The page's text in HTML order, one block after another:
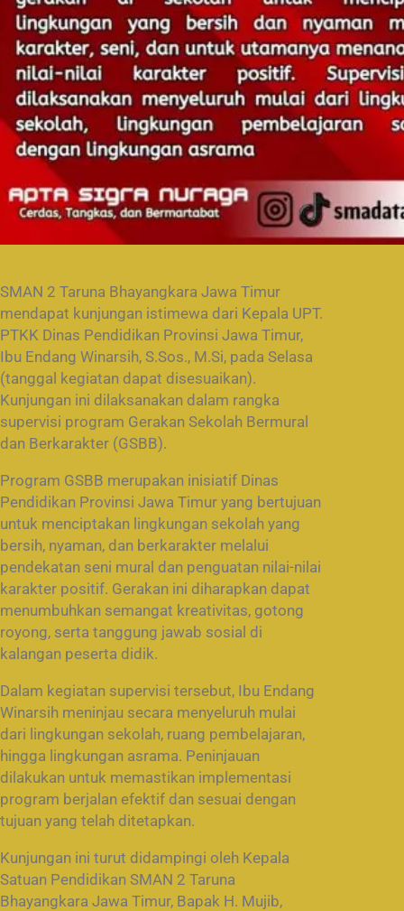
SMAN 2 Taruna Bhayangkara Jawa Timur
mendapat kunjungan istimewa dari Kepala UPT.
PTKK Dinas Pendidikan Provinsi Jawa Timur,
Ibu Endang Winarsih, S.Sos., M.Si, pada Selasa
(tanggal kegiatan dapat disesuaikan).
Kunjungan ini dilaksanakan dalam rangka
supervisi program Gerakan Sekolah Bermural
dan Berkarakter (GSBB).
Program GSBB merupakan inisiatif Dinas
Pendidikan Provinsi Jawa Timur yang bertujuan
untuk menciptakan lingkungan sekolah yang
bersih, nyaman, dan berkarakter melalui
pendekatan seni mural dan penguatan nilai-nilai
karakter positif. Gerakan ini diharapkan dapat
menumbuhkan semangat kreativitas, gotong
royong, serta tanggung jawab sosial di
kalangan peserta didik.
Dalam kegiatan supervisi tersebut, Ibu Endang
Winarsih meninjau secara menyeluruh mulai
dari lingkungan sekolah, ruang pembelajaran,
hingga lingkungan asrama. Peninjauan
dilakukan untuk memastikan implementasi
program berjalan efektif dan sesuai dengan
tujuan yang telah ditetapkan.
Kunjungan ini turut didampingi oleh Kepala
Satuan Pendidikan SMAN 2 Taruna
Bhayangkara Jawa Timur, Bapak H. Mujib,